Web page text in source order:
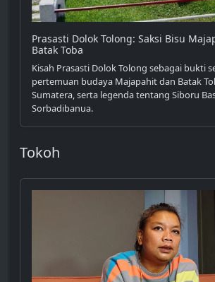
Prasasti Dolok Tolong: Saksi Bisu
Batak Toba
Kisah Prasasti Dolok Tolong sebagai bukti
pertemuan budaya Majapahit dan Batak
Sumatera, serta legenda tentang Siboru
Sorbadibanua.
Tokoh